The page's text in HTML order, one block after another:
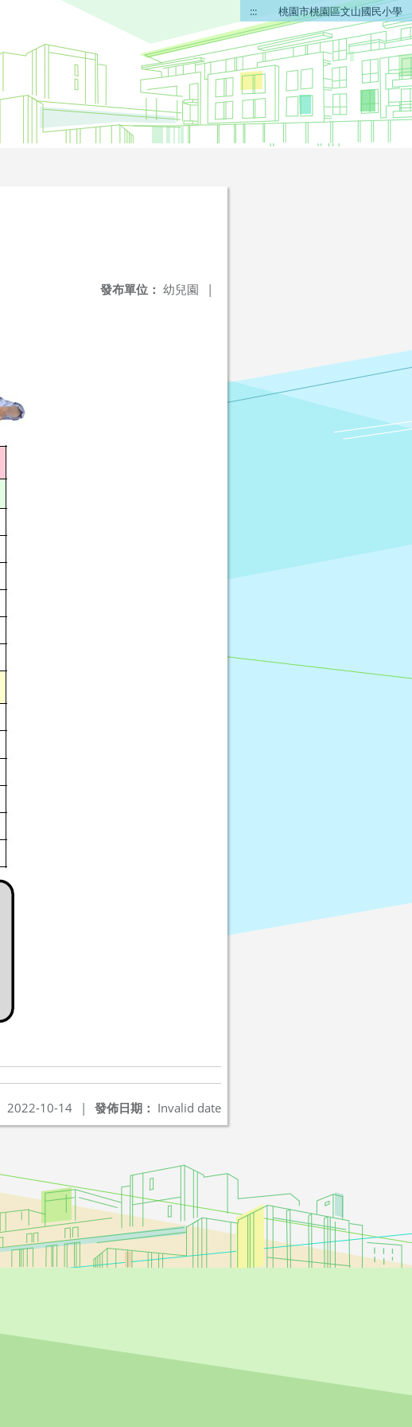
::: 桃園市桃園區文山國民小學
發布單位： 幼兒園 |
發佈日期： Invalid date
2022-10-14 |